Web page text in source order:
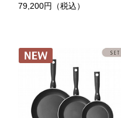
79,200円（税込）